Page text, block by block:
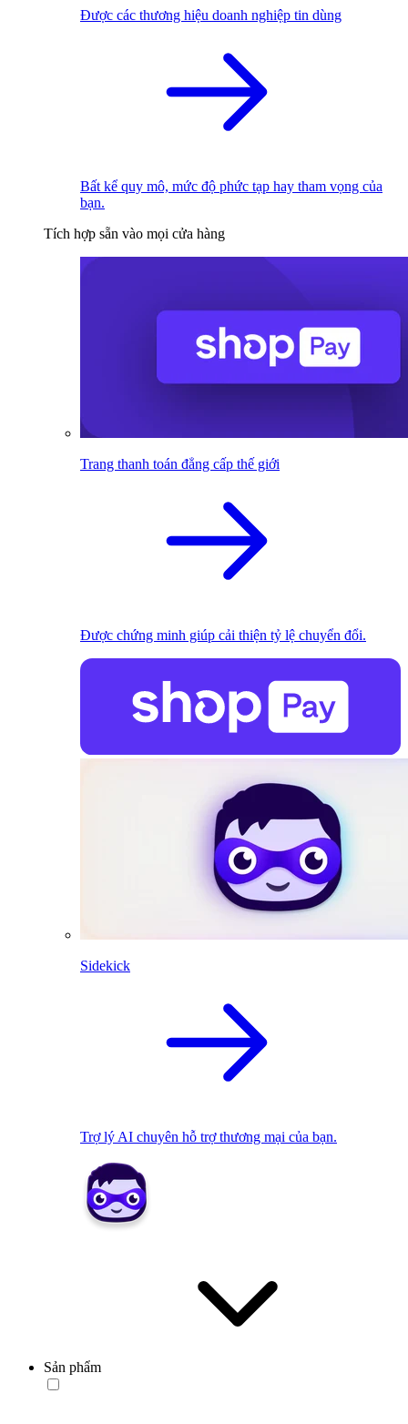
Được các thương hiệu doanh nghiệp tin dùng
Bất kể quy mô, mức độ phức tạp hay tham vọng của
bạn.
Tích hợp sẵn vào mọi cửa hàng
Trang thanh toán đẳng cấp thế giới
Được chứng minh giúp cải thiện tỷ lệ chuyển đổi.
Sidekick
Trợ lý AI chuyên hỗ trợ thương mại của bạn.
Sản phẩm